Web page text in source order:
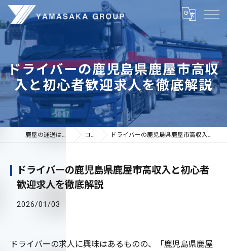
ドライバーの鹿児島県鹿屋市高収
入と初心者歓迎求人を徹底解説
鹿屋の運送は株式会社山坂 コラム ドライバーの鹿児島県鹿屋市高収入と初心者歓迎求人を徹底解説
ドライバーの鹿児島県鹿屋市高収入と初心者
歓迎求人を徹底解説
2026/01/03
ドライバーの求人に興味はあるものの、「鹿児島県鹿屋